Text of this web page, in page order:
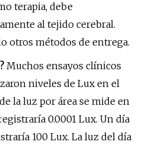
terapia, debe
al tejido cerebral.
otros métodos de entrega.
Muchos ensayos clínicos
niveles de Lux en el
la luz por área se mide en
0.0001 Lux. Un día
100 Lux. La luz del día